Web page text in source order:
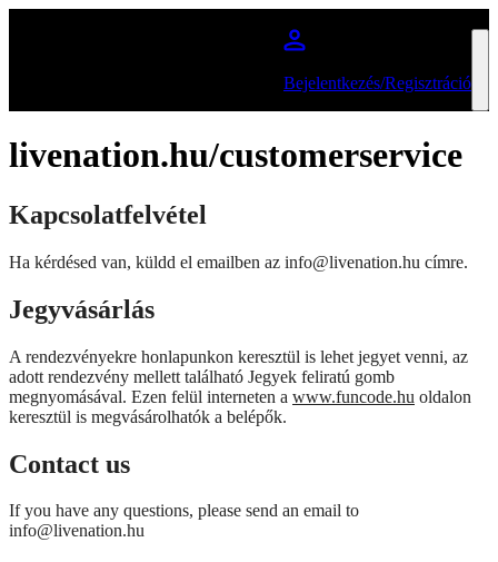
Bejelentkezés/Regisztráció
livenation.hu/customerservice
Kapcsolatfelvétel
Ha kérdésed van, küldd el emailben az info@livenation.hu címre.
Jegyvásárlás
A rendezvényekre honlapunkon keresztül is lehet jegyet venni, az
adott rendezvény mellett található Jegyek feliratú gomb
megnyomásával. Ezen felül interneten a www.funcode.hu oldalon
keresztül is megvásárolhatók a belépők.
Contact us
If you have any questions, please send an email to
info@livenation.hu